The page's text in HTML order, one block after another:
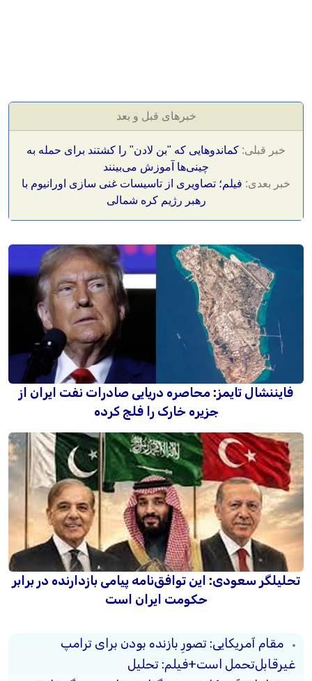
خبرهای قبل و بعد
خبر قبلی: کماندوهایی که "بن لادن" را کشتند برای حمله به
چینی‌ها آموزش می‌بینند
خبر بعدی: فیلم؛ تصاویری از تاسیسات غنی سازی اورانیوم با
رهبر رژیم کره شمالی
فایننشال تایمز: محاصره دریایی صادرات نفت ایران از
جزیره خارک را فلج کرده
تحلیلگر سعودی: این توافق‌نامه پیامی بازدارنده در برابر
حکومت ایران است
مقام آمریکایی: تصورِ بازنده بودن برای ترامپ
غیرقابل‌تحمل است+فیلم: تحلیل